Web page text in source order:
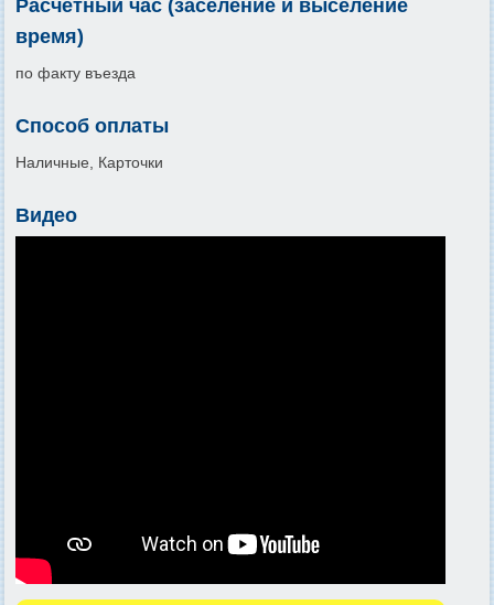
Расчетный час (заселение и выселение
время)
по факту въезда
Способ оплаты
Наличные, Карточки
Видео